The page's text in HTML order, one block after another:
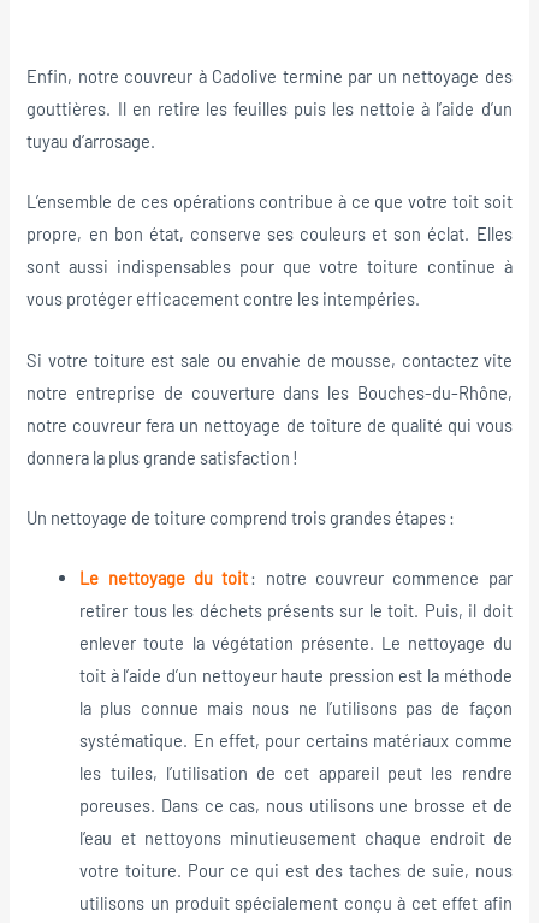
Enfin, notre couvreur à Cadolive termine par un nettoyage des
gouttières. Il en retire les feuilles puis les nettoie à l’aide d’un
tuyau d’arrosage.
L’ensemble de ces opérations contribue à ce que votre toit soit
propre, en bon état, conserve ses couleurs et son éclat. Elles
sont aussi indispensables pour que votre toiture continue à
vous protéger efficacement contre les intempéries.
Si votre toiture est sale ou envahie de mousse, contactez vite
notre entreprise de couverture dans les Bouches-du-Rhône,
notre couvreur fera un nettoyage de toiture de qualité qui vous
donnera la plus grande satisfaction !
Un nettoyage de toiture comprend trois grandes étapes :
Le nettoyage du toit: notre couvreur commence par
retirer tous les déchets présents sur le toit. Puis, il doit
enlever toute la végétation présente. Le nettoyage du
toit à l’aide d’un nettoyeur haute pression est la méthode
la plus connue mais nous ne l’utilisons pas de façon
systématique. En effet, pour certains matériaux comme
les tuiles, l’utilisation de cet appareil peut les rendre
poreuses. Dans ce cas, nous utilisons une brosse et de
l’eau et nettoyons minutieusement chaque endroit de
votre toiture. Pour ce qui est des taches de suie, nous
utilisons un produit spécialement conçu à cet effet afin